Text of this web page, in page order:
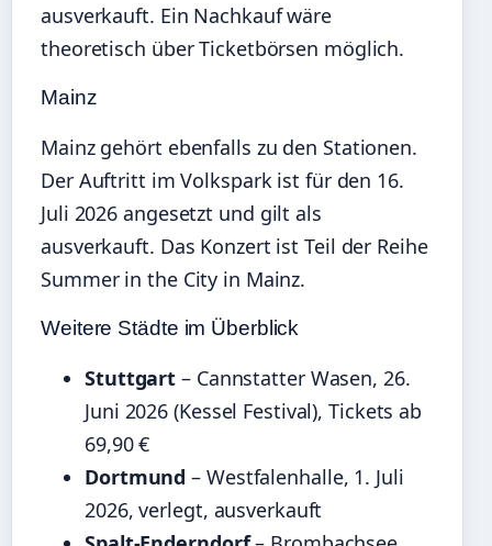
ausverkauft. Ein Nachkauf wäre
theoretisch über Ticketbörsen möglich.
Mainz
Mainz gehört ebenfalls zu den Stationen.
Der Auftritt im Volkspark ist für den 16.
Juli 2026 angesetzt und gilt als
ausverkauft. Das Konzert ist Teil der Reihe
Summer in the City in Mainz.
Weitere Städte im Überblick
Stuttgart – Cannstatter Wasen, 26.
Juni 2026 (Kessel Festival), Tickets ab
69,90 €
Dortmund – Westfalenhalle, 1. Juli
2026, verlegt, ausverkauft